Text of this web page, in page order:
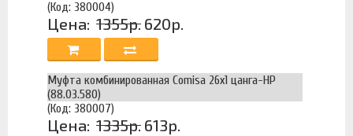
(Код: 380004)
Цена: 1355р. 620р.
Муфта комбинированная Comisa 26х1 цанга-НР
(88.03.580)
(Код: 380007)
Цена: 1335р. 613р.